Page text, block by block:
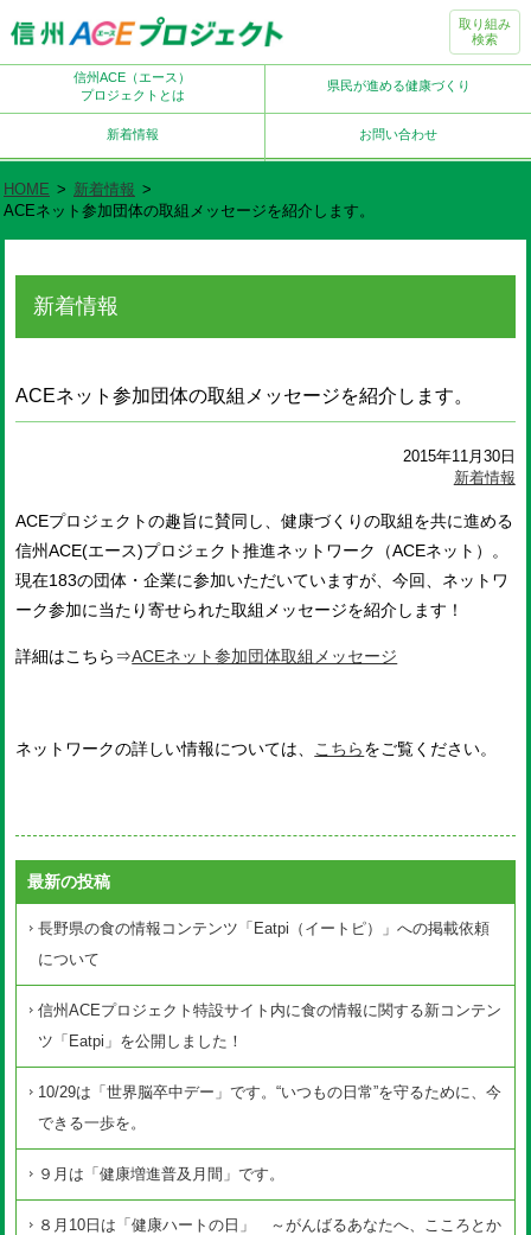
取り組み
検索
信州ACE（エース）
プロジェクトとは
県民が進める健康づくり
新着情報 お問い合わせ
HOME > 新着情報 >
ACEネット参加団体の取組メッセージを紹介します。
新着情報
ACEネット参加団体の取組メッセージを紹介します。
2015年11月30日
新着情報
ACEプロジェクトの趣旨に賛同し、健康づくりの取組を共に進める
信州ACE(エース)プロジェクト推進ネットワーク（ACEネット）。
現在183の団体・企業に参加いただいていますが、今回、ネットワ
ーク参加に当たり寄せられた取組メッセージを紹介します！
詳細はこちら⇒ACEネット参加団体取組メッセージ
ネットワークの詳しい情報については、 こちらをご覧ください。
最新の投稿
長野県の食の情報コンテンツ「Eatpi（イートピ）」への掲載依頼
について
信州ACEプロジェクト特設サイト内に食の情報に関する新コンテン
ツ「Eatpi」を公開しました！
10/29は「世界脳卒中デー」です。“いつもの日常”を守るために、今
できる一歩を。
９月は「健康増進普及月間」です。
８月10日は「健康ハートの日」 ～がんばるあなたへ、こころとか